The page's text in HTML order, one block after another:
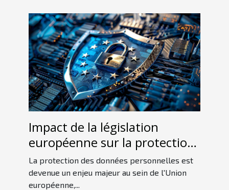
Impact de la législation
européenne sur la protection
des données personnelles
La protection des données personnelles est
devenue un enjeu majeur au sein de l'Union
européenne,...